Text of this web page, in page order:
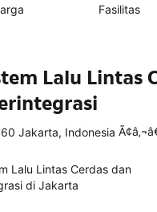
Fasilitas
Lalu Lintas
Jakarta, Indonesia